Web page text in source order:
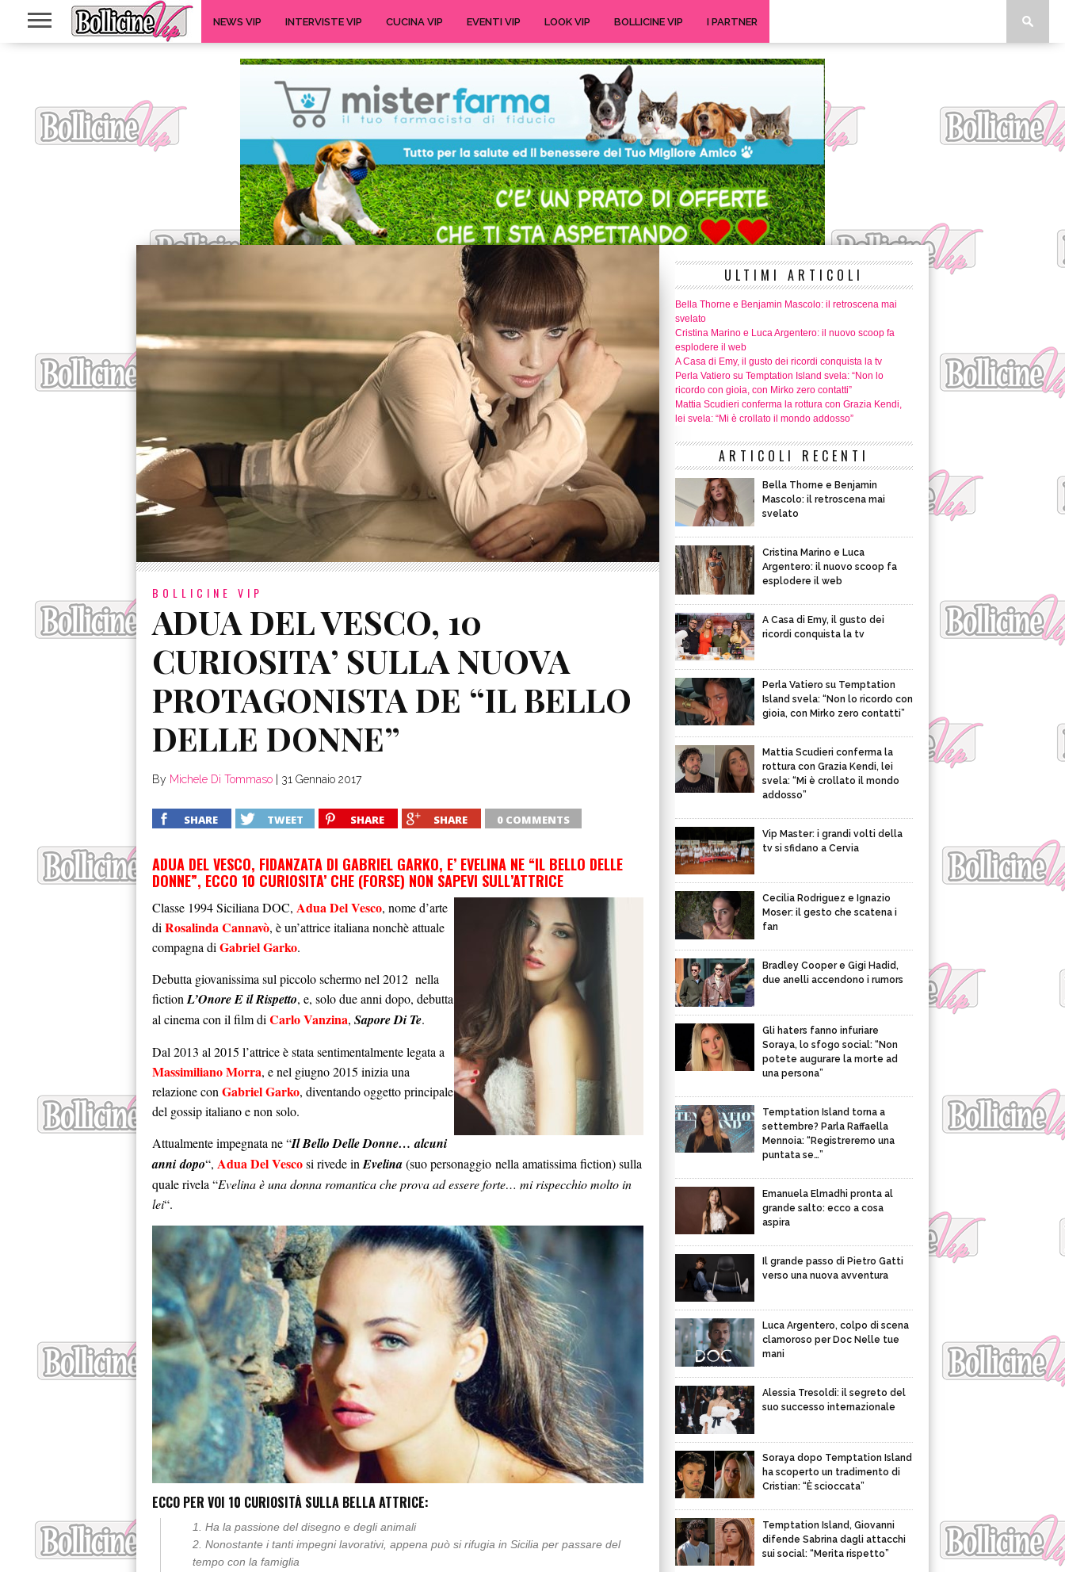
NEWS VIP INTERVISTE VIP CUCINA VIP EVENTI VIP LOOK VIP BOLLICINE VIP I PARTNER
BOLLICINE VIP
ADUA DEL VESCO, 10
CURIOSITA’ SULLA NUOVA
PROTAGONISTA DE “IL BELLO
DELLE DONNE”
By Michele Di Tommaso 31 Gennaio 2017
SHARE TWEET SHARE SHARE 0 COMMENTS
ADUA DEL VESCO, FIDANZATA DI GABRIEL GARKO, E’ EVELINA NE “IL BELLO DELLE
DONNE”, ECCO 10 CURIOSITA’ CHE (FORSE) NON SAPEVI SULL’ATTRICE
Classe 1994 Siciliana DOC, Adua Del Vesco, nome d’arte
di Rosalinda Cannavò, è un’attrice italiana nonchè attuale
compagna di Gabriel Garko.
Debutta giovanissima sul piccolo schermo nel 2012 nella
fiction L’Onore E il Rispetto, e, solo due anni dopo, debutta
al cinema con il film di Carlo Vanzina, Sapore Di Te.
Dal 2013 al 2015 l’attrice è stata sentimentalmente legata a
Massimiliano Morra, e nel giugno 2015 inizia una
relazione con Gabriel Garko, diventando oggetto principale
del gossip italiano e non solo.
Attualmente impegnata ne “Il Bello Delle Donne… alcuni
anni dopo“, Adua Del Vescosi rivede in Evelina(suo personaggio nella amatissima fiction) sulla
quale rivela “Evelina è una donna romantica che prova ad essere forte… mi rispecchio molto in
lei“.
ECCO PER VOI 10 CURIOSITÀ SULLA BELLA ATTRICE:
1. Ha la passione del disegno e degli animali
2. Nonostante i tanti impegni lavorativi, appena può si rifugia in Sicilia per passare del
tempo con la famiglia
ULTIMI ARTICOLI
Bella Thorne e Benjamin Mascolo: il retroscena mai
svelato
Cristina Marino e Luca Argentero: il nuovo scoop fa
esplodere il web
A Casa di Emy, il gusto dei ricordi conquista la tv
Perla Vatiero su Temptation Island svela: “Non lo
ricordo con gioia, con Mirko zero contatti”
Mattia Scudieri conferma la rottura con Grazia Kendi,
lei svela: “Mi è crollato il mondo addosso”
ARTICOLI RECENTI
Bella Thorne e Benjamin
Mascolo: il retroscena mai
svelato
Cristina Marino e Luca
Argentero: il nuovo scoop fa
esplodere il web
A Casa di Emy, il gusto dei
ricordi conquista la tv
Perla Vatiero su Temptation
Island svela: “Non lo ricordo con
gioia, con Mirko zero contatti”
Mattia Scudieri conferma la
rottura con Grazia Kendi, lei
svela: “Mi è crollato il mondo
addosso”
Vip Master: i grandi volti della
tv si sfidano a Cervia
Cecilia Rodriguez e Ignazio
Moser: il gesto che scatena i
fan
Bradley Cooper e Gigi Hadid,
due anelli accendono i rumors
Gli haters fanno infuriare
Soraya, lo sfogo social: “Non
potete augurare la morte ad
una persona”
Temptation Island torna a
settembre? Parla Raffaella
Mennoia: “Registreremo una
puntata se…”
Emanuela Elmadhi pronta al
grande salto: ecco a cosa
aspira
Il grande passo di Pietro Gatti
verso una nuova avventura
Luca Argentero, colpo di scena
clamoroso per Doc Nelle tue
mani
Alessia Tresoldi: il segreto del
suo successo internazionale
Soraya dopo Temptation Island
ha scoperto un tradimento di
Cristian: “È scioccata”
Temptation Island, Giovanni
difende Sabrina dagli attacchi
sui social: “Merita rispetto”